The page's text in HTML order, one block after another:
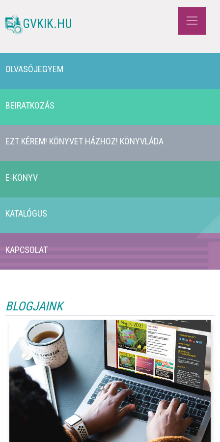
GVKIK.HU
OLVASÓJEGYEM
BEIRATKOZÁS
EZT KÉREM! KÖNYVET HÁZHOZ! KÖNYVLÁDA
E-KÖNYV
KATALÓGUS
KAPCSOLAT
BLOGJAINK